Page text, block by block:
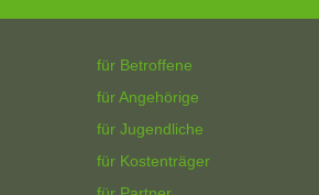
für Betroffene
für Angehörige
für Jugendliche
für Kostenträger